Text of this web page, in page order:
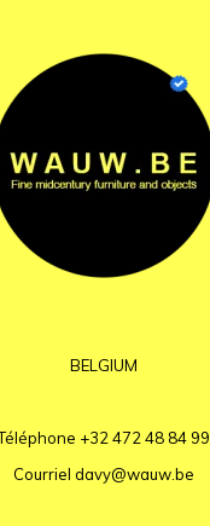
BELGIUM
+32 472 48 84 99
Courriel davy@wauw.be